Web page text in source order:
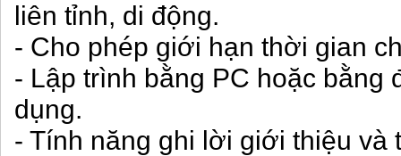
liên tỉnh, di động.
- Cho phép giới hạn thời gian
- Lập trình bằng PC hoặc bằng
dụng.
- Tính năng ghi lời giới thiệu và